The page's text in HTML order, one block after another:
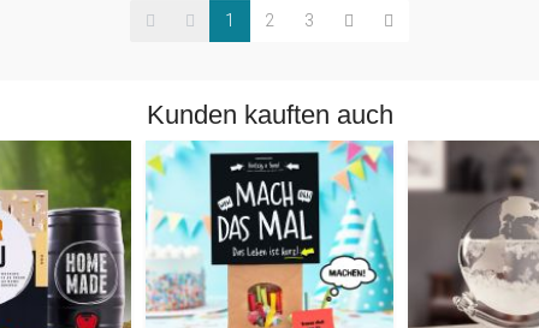
1 2 3
Kunden kauften auch